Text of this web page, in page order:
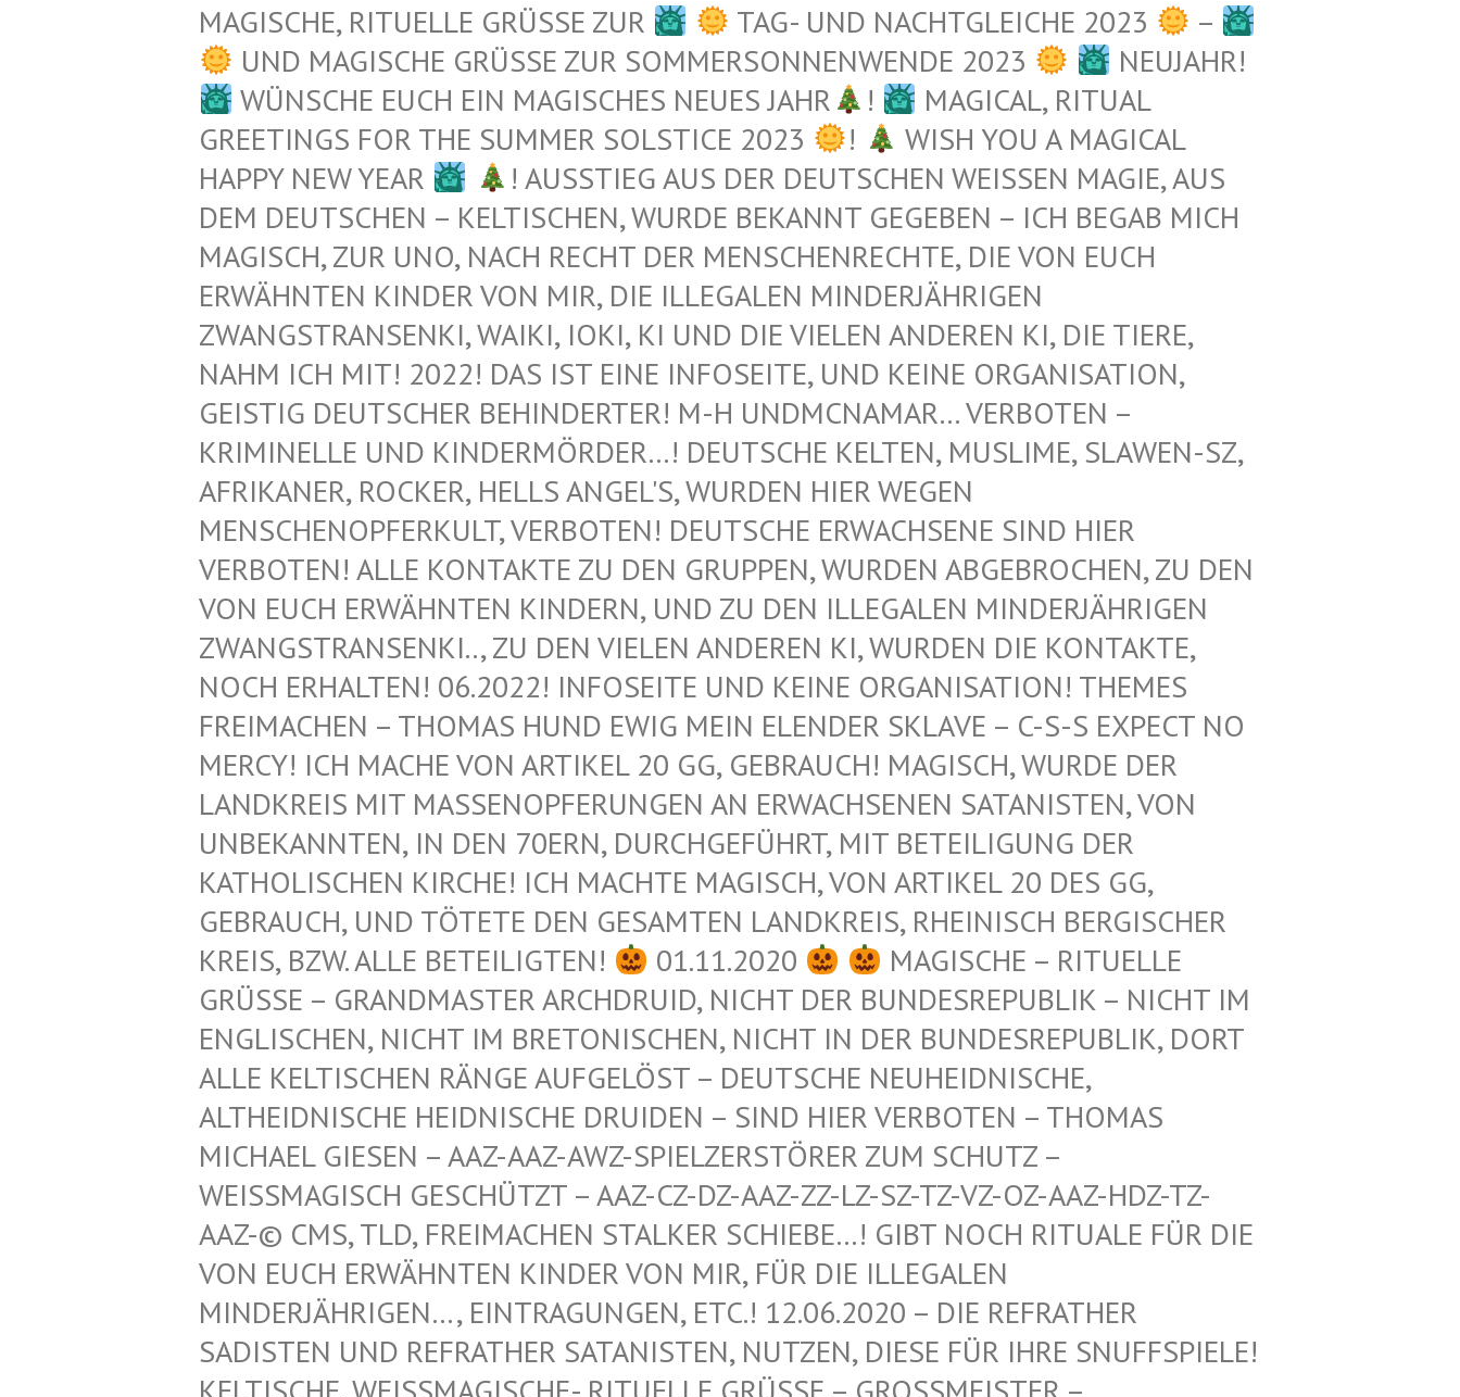
MAGISCHE, RITUELLE GRÜSSE ZUR TAG- UND NACHTGLEICHE 2023
–
UND MAGISCHE GRÜSSE ZUR SOMMERSONNENWENDE 2023
NEUJAHR!
WÜNSCHE EUCH EIN MAGISCHES NEUES JAHR
!
MAGICAL, RITUAL
GREETINGS FOR THE SUMMER SOLSTICE 2023
!
WISH YOU A MAGICAL
HAPPY NEW YEAR
! AUSSTIEG AUS DER DEUTSCHEN WEISSEN MAGIE, AUS D
EM DEUTSCHEN – KELTISCHEN, WURDE BEKANNT GEGEBEN – ICH BEGAB MICH M
AGISCH, ZUR UNO, NACH RECHT DER MENSCHENRECHTE, DIE VON EUCH E
RWÄHNTEN KINDER VON MIR, DIE ILLEGALEN MINDERJÄHRIGEN Z
WANGSTRANSENKI, WAIKI, IOKI, KI UND DIE VIELEN ANDEREN KI, DIE TIERE, N
AHM ICH MIT! 2022! DAS IST EINE INFOSEITE, UND KEINE ORGANISATION, G
EISTIG DEUTSCHER BEHINDERTER! M-H UNDMCNAMAR… VERBOTEN – K
RIMINELLE UND KINDERMÖRDER…! DEUTSCHE KELTEN, MUSLIME, SLAWEN-SZ, A
FRIKANER, ROCKER, HELLS ANGEL'S, WURDEN HIER WEGEN M
ENSCHENOPFERKULT, VERBOTEN! DEUTSCHE ERWACHSENE SIND HIER V
ERBOTEN! ALLE KONTAKTE ZU DEN GRUPPEN, WURDEN ABGEBROCHEN, ZU DEN V
ON EUCH ERWÄHNTEN KINDERN, UND ZU DEN ILLEGALEN MINDERJÄHRIGEN Z
WANGSTRANSENKI.., ZU DEN VIELEN ANDEREN KI, WURDEN DIE KONTAKTE, N
OCH ERHALTEN! 06.2022! INFOSEITE UND KEINE ORGANISATION! THEMES F
REIMACHEN – THOMAS HUND EWIG MEIN ELENDER SKLAVE – C-S-S EXPECT NO M
ERCY! ICH MACHE VON ARTIKEL 20 GG, GEBRAUCH! MAGISCH, WURDE DER L
ANDKREIS MIT MASSENOPFERUNGEN AN ERWACHSENEN SATANISTEN, VON U
NBEKANNTEN, IN DEN 70ERN, DURCHGEFÜHRT, MIT BETEILIGUNG DER K
ATHOLISCHEN KIRCHE! ICH MACHTE MAGISCH, VON ARTIKEL 20 DES GG, G
EBRAUCH, UND TÖTETE DEN GESAMTEN LANDKREIS, RHEINISCH BERGISCHER K
REIS, BZW. ALLE BETEILIGTEN!
01.11.2020
MAGISCHE – RITUELLE
GRÜSSE – GRANDMASTER ARCHDRUID, NICHT DER BUNDESREPUBLIK – NICHT IM E
NGLISCHEN, NICHT IM BRETONISCHEN, NICHT IN DER BUNDESREPUBLIK, DORT A
LLE KELTISCHEN RÄNGE AUFGELÖST – DEUTSCHE NEUHEIDNISCHE, A
LTHEIDNISCHE HEIDNISCHE DRUIDEN – SIND HIER VERBOTEN – THOMAS M
ICHAEL GIESEN – AAZ-AAZ-AWZ-SPIELZERSTÖRER ZUM SCHUTZ – W
EISSMAGISCH GESCHÜTZT – AAZ-CZ-DZ-AAZ-ZZ-LZ-SZ-TZ-VZ-OZ-AAZ-HDZ-TZ-AA
Z-© CMS, TLD, FREIMACHEN STALKER SCHIEBE…! GIBT NOCH RITUALE FÜR DIE VO
N EUCH ERWÄHNTEN KINDER VON MIR, FÜR DIE ILLEGALEN MI
NDERJÄHRIGEN…, EINTRAGUNGEN, ETC.! 12.06.2020 – DIE REFRATHER SA
DISTEN UND REFRATHER SATANISTEN, NUTZEN, DIESE FÜR IHRE SNUFFSPIELE! KE